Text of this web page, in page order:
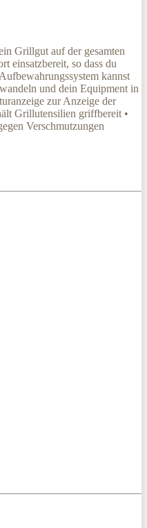
Grillgut auf der gesamten
einsatzbereit, so dass du
kannst
und dein Equipment in
zur Anzeige der
Grillutensilien griffbereit •
Verschmutzungen